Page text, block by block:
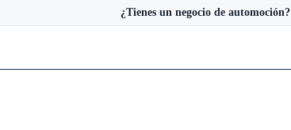
¿Tienes un negocio de automoción?